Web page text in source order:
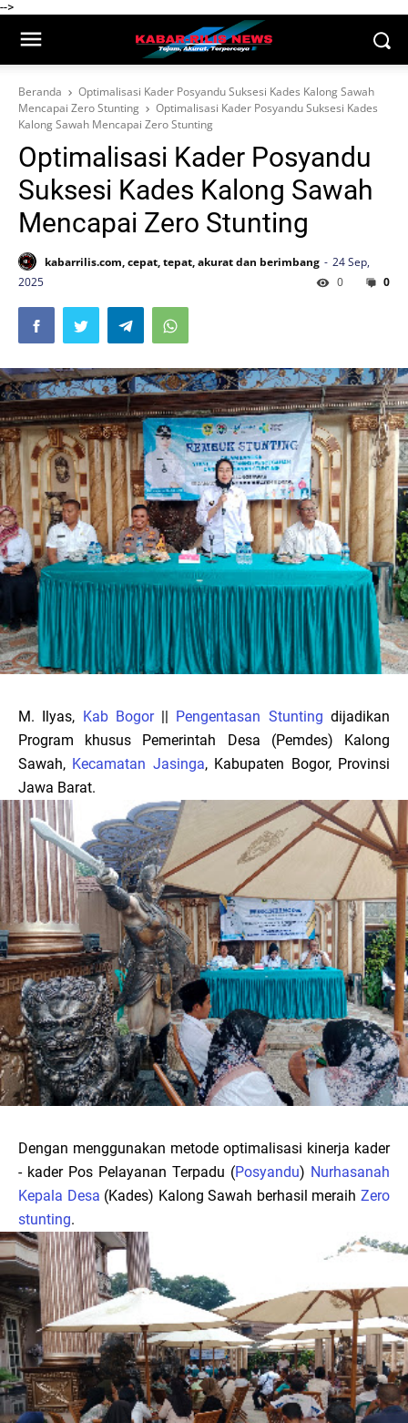
-->
Beranda
Optimalisasi Kader Posyandu Suksesi Kades Kalong Sawah
Mencapai Zero Stunting
Optimalisasi Kader Posyandu Suksesi Kades
Kalong Sawah Mencapai Zero Stunting
Optimalisasi Kader Posyandu
Suksesi Kades Kalong Sawah
Mencapai Zero Stunting
kabarrilis.com, cepat, tepat, akurat dan berimbang
24 Sep,
2025
0
0
M. Ilyas, Kab Bogor|| Pengentasan Stunting dijadikan
Program khusus Pemerintah Desa (Pemdes) Kalong
Sawah, Kecamatan Jasinga, Kabupaten Bogor, Provinsi
Jawa Barat.
Dengan menggunakan metode optimalisasi kinerja kader
- kader Pos Pelayanan Terpadu (Posyandu) Nurhasanah
Kepala Desa (Kades) Kalong Sawah berhasil meraihZero
stunting.